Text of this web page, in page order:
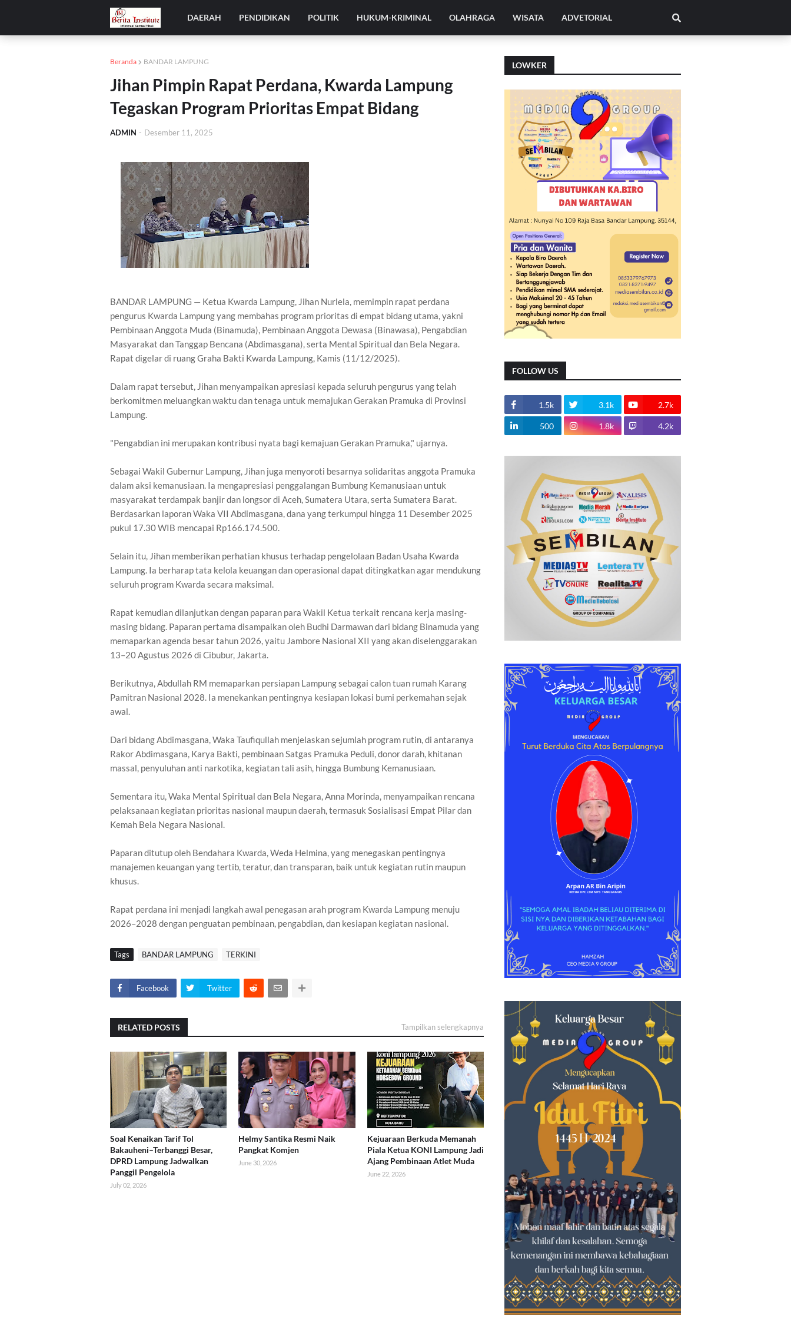
DAERAH PENDIDIKAN POLITIK HUKUM-KRIMINAL OLAHRAGA WISATA ADVETORIAL
Beranda BANDAR LAMPUNG
Jihan Pimpin Rapat Perdana, Kwarda Lampung
Tegaskan Program Prioritas Empat Bidang
ADMIN - Desember 11, 2025
BANDAR LAMPUNG — Ketua Kwarda Lampung, Jihan Nurlela, memimpin rapat perdana
pengurus Kwarda Lampung yang membahas program prioritas di empat bidang utama, yakni
Pembinaan Anggota Muda (Binamuda), Pembinaan Anggota Dewasa (Binawasa), Pengabdian
Masyarakat dan Tanggap Bencana (Abdimasgana), serta Mental Spiritual dan Bela Negara.
Rapat digelar di ruang Graha Bakti Kwarda Lampung, Kamis (11/12/2025).
Dalam rapat tersebut, Jihan menyampaikan apresiasi kepada seluruh pengurus yang telah
berkomitmen meluangkan waktu dan tenaga untuk memajukan Gerakan Pramuka di Provinsi
Lampung.
"Pengabdian ini merupakan kontribusi nyata bagi kemajuan Gerakan Pramuka," ujarnya.
Sebagai Wakil Gubernur Lampung, Jihan juga menyoroti besarnya solidaritas anggota Pramuka
dalam aksi kemanusiaan. Ia mengapresiasi penggalangan Bumbung Kemanusiaan untuk
masyarakat terdampak banjir dan longsor di Aceh, Sumatera Utara, serta Sumatera Barat.
Berdasarkan laporan Waka VII Abdimasgana, dana yang terkumpul hingga 11 Desember 2025
pukul 17.30 WIB mencapai Rp166.174.500.
Selain itu, Jihan memberikan perhatian khusus terhadap pengelolaan Badan Usaha Kwarda
Lampung. Ia berharap tata kelola keuangan dan operasional dapat ditingkatkan agar mendukung
seluruh program Kwarda secara maksimal.
Rapat kemudian dilanjutkan dengan paparan para Wakil Ketua terkait rencana kerja masing-
masing bidang. Paparan pertama disampaikan oleh Budhi Darmawan dari bidang Binamuda yang
memaparkan agenda besar tahun 2026, yaitu Jambore Nasional XII yang akan diselenggarakan
13–20 Agustus 2026 di Cibubur, Jakarta.
Berikutnya, Abdullah RM memaparkan persiapan Lampung sebagai calon tuan rumah Karang
Pamitran Nasional 2028. Ia menekankan pentingnya kesiapan lokasi bumi perkemahan sejak
awal.
Dari bidang Abdimasgana, Waka Taufiqullah menjelaskan sejumlah program rutin, di antaranya
Rakor Abdimasgana, Karya Bakti, pembinaan Satgas Pramuka Peduli, donor darah, khitanan
massal, penyuluhan anti narkotika, kegiatan tali asih, hingga Bumbung Kemanusiaan.
Sementara itu, Waka Mental Spiritual dan Bela Negara, Anna Morinda, menyampaikan rencana
pelaksanaan kegiatan prioritas nasional maupun daerah, termasuk Sosialisasi Empat Pilar dan
Kemah Bela Negara Nasional.
Paparan ditutup oleh Bendahara Kwarda, Weda Helmina, yang menegaskan pentingnya
manajemen keuangan yang tertib, teratur, dan transparan, baik untuk kegiatan rutin maupun
khusus.
Rapat perdana ini menjadi langkah awal penegasan arah program Kwarda Lampung menuju
2026–2028 dengan penguatan pembinaan, pengabdian, dan kesiapan kegiatan nasional.
Tags BANDAR LAMPUNG TERKINI
Facebook Twitter
RELATED POSTS Tampilkan selengkapnya
Soal Kenaikan Tarif Tol
Bakauheni–Terbanggi Besar,
DPRD Lampung Jadwalkan
Panggil Pengelola
July 02, 2026
Helmy Santika Resmi Naik
Pangkat Komjen
June 30, 2026
Kejuaraan Berkuda Memanah
Piala Ketua KONI Lampung Jadi
Ajang Pembinaan Atlet Muda
June 22, 2026
LOWKER
FOLLOW US
1.5k 3.1k 2.7k
500 1.8k 4.2k